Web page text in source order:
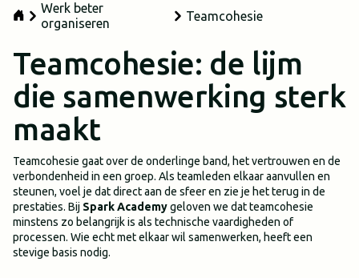
Werk beter
organiseren
Teamcohesie
Teamcohesie: de lijm
die samenwerking sterk
maakt
Teamcohesie gaat over de onderlinge band, het vertrouwen en de
verbondenheid in een groep. Als teamleden elkaar aanvullen en
steunen, voel je dat direct aan de sfeer en zie je het terug in de
prestaties. Bij Spark Academygeloven we dat teamcohesie
minstens zo belangrijk is als technische vaardigheden of
processen. Wie echt met elkaar wil samenwerken, heeft een
stevige basis nodig.